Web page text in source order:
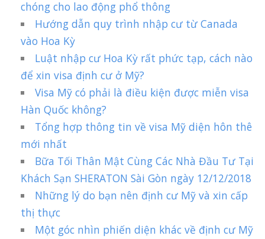
chóng cho lao động phổ thông
Hướng dẫn quy trình nhập cư từ Canada
vào Hoa Kỳ
Luật nhập cư Hoa Kỳ rất phức tạp, cách nào
để xin visa định cư ở Mỹ?
Visa Mỹ có phải là điều kiện được miễn visa
Hàn Quốc không?
Tổng hợp thông tin về visa Mỹ diện hôn thê
mới nhất
Bữa Tối Thân Mật Cùng Các Nhà Đầu Tư Tại
Khách Sạn SHERATON Sài Gòn ngày 12/12/2018
Những lý do bạn nên định cư Mỹ và xin cấp
thị thực
Một góc nhìn phiến diện khác về định cư Mỹ